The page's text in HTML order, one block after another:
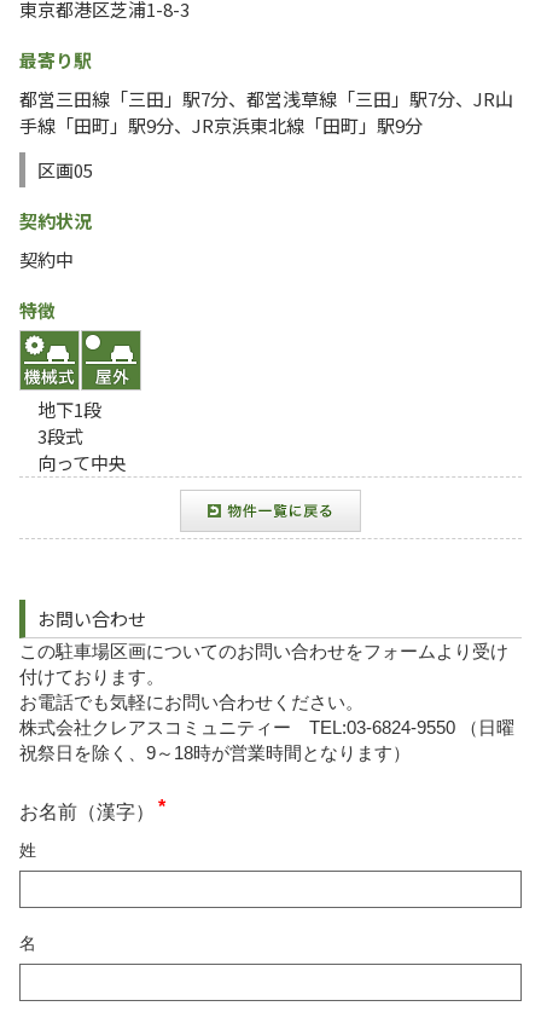
東京都港区芝浦1-8-3
最寄り駅
都営三田線「三田」駅7分、都営浅草線「三田」駅7分、JR山
手線「田町」駅9分、JR京浜東北線「田町」駅9分
区画05
契約状況
契約中
特徴
地下1段
3段式
向って中央
お問い合わせ